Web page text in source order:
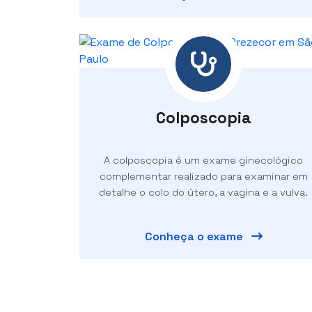
Colposcopia
A colposcopia é um exame ginecológico
complementar realizado para examinar em
detalhe o colo do útero, a vagina e a vulva.
Conheça o exame